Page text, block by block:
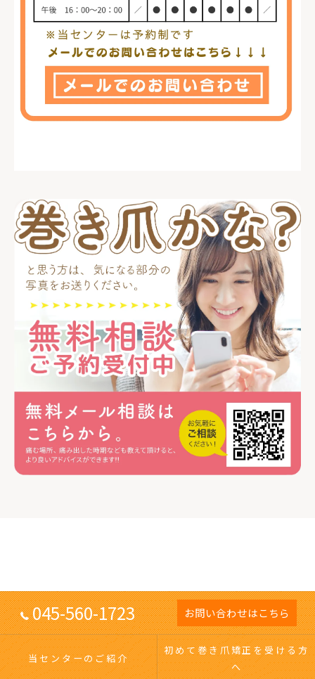
045-560-1723 お問い合わせはこちら
当センターのご紹介
初めて巻き爪矯正を受ける方
へ